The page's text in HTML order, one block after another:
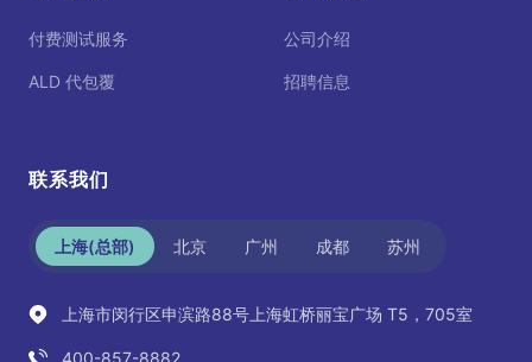
付费测试服务
ALD 代包覆
公司介绍
招聘信息
联系我们
上海(总部) 北京 广州 成都 苏州
上海市闵行区申滨路88号上海虹桥丽宝广场 T5，705室